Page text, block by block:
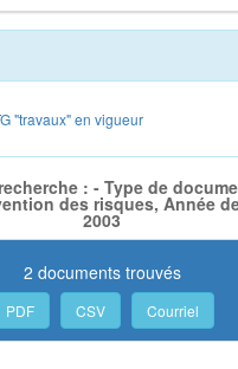
"travaux" en vigueur
: - Type de
des risques, Année
2003
2 documents trouvés
PDF CSV Courriel